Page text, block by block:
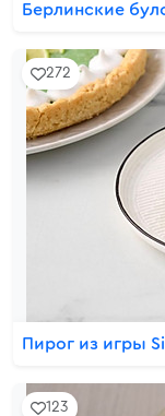
Берлинские
272
Пирог из игры
123